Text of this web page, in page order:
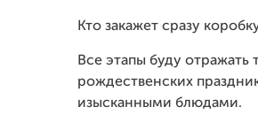
Кто закажет сразу
Все этапы буду
рождественских
изысканными блюдами.